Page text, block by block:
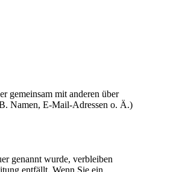
gemeinsam mit anderen über
Namen, E-Mail-Adressen o. Ä.)
genannt wurde, verbleiben
entfällt. Wenn Sie ein